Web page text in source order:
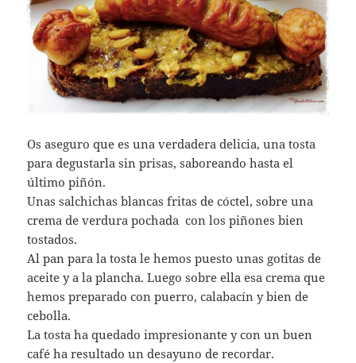
Os aseguro que es una verdadera delicia, una tosta
para degustarla sin prisas, saboreando hasta el
último piñón.
Unas salchichas blancas fritas de cóctel, sobre una
crema de verdura pochada con los piñones bien
tostados.
Al pan para la tosta le hemos puesto unas gotitas de
aceite y a la plancha. Luego sobre ella esa crema que
hemos preparado con puerro, calabacín y bien de
cebolla.
La tosta ha quedado impresionante y con un buen
café ha resultado un desayuno de recordar.